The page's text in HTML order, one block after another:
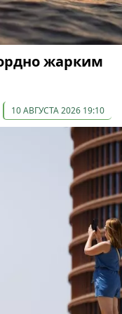
жарким
10 АВГУСТА 2026 19:10